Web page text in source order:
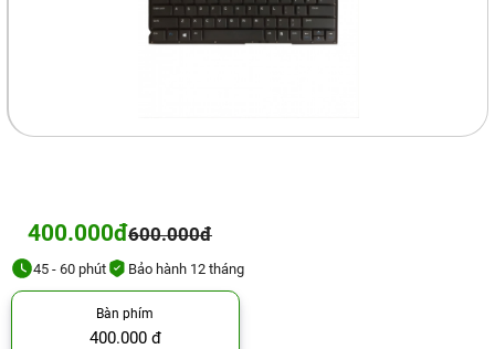
400.000đ600.000đ
45 - 60 phút Bảo hành 12 tháng
Bàn phím
400.000 đ